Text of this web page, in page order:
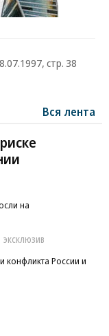
стр. 38
Вся лента
на
ЭКСКЛЮЗИВ
конфликта России и